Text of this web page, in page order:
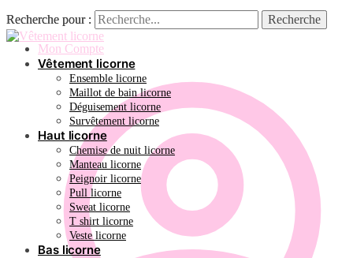
Recherche pour : Recherche
Mon Compte
Recherche pour : Recherche
Vêtement licorne
Ensemble licorne
Maillot de bain licorne
Déguisement licorne
Survêtement licorne
Haut licorne
Chemise de nuit licorne
Manteau licorne
Peignoir licorne
Pull licorne
Sweat licorne
T shirt licorne
Veste licorne
Bas licorne